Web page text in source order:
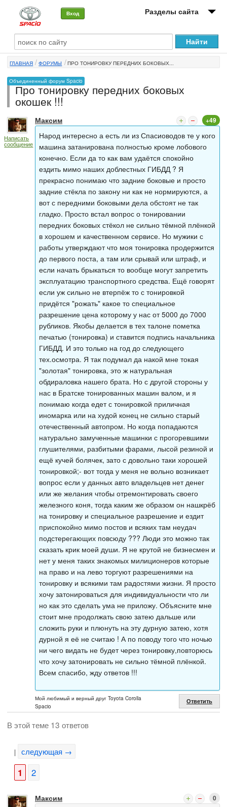
Вход Разделы сайта
О машине
Автоклуб
Форумы
Новости
ГЛАВНАЯ ФОРУМЫ ПРО ТОНИРОВКУ ПЕРЕДНИХ БОКОВЫХ...
Объединенный форум Spacio
Про тонировку передних боковых
окошек !!!
Написать
сообщение
Максим +49
Народ интересно а есть ли из Спасиоводов те у кого
машина затанирована полностью кроме лобового
конечно. Если да то как вам удаётся спокойно
ездить мимо наших доблестных ГИБДД ? Я
прекрасно понимаю что задние боковые и просто
задние стёкла по закону ни как не нормируются, а
вот с передними боковыми дела обстоят не так
гладко. Просто встал вопрос о тонировании
передних боковых стёкол не сильно тёмной плёнкой
в хорошем и качественном сервисе. Но мужики с
работы утверждают что моя тонировка продержится
до первого поста, а там или срывай или штраф, и
если начать брыкаться то вообще могут запретить
эксплуатацию транспортного средства. Ещё говорят
если уж сильно не втерпёж то с тонировкой
придётся "рожать" какое то специальное
разрешение цена которому у нас от 5000 до 7000
рубликов. Якобы делается в тех талоне пометка
печатью (тонировка) и ставится подпись начальника
ГИБДД. И это только на год до следующего
тех.осмотра. Я так подумал да накой мне токая
"золотая" тонировка, это ж натуральная
обдираловка нашего брата. Но с другой стороны у
нас в Братске тонированных машин валом, и я
понимаю когда едет с тонировкой приличная
иномарка или на худой конец не сильно старый
отечественный автопром. Но когда попадаются
натурально замученные машинки с прогоревшими
глушителями, разбитыми фарами, лысой резиной и
ещё кучей болячек, зато с довольно таки хорошей
тонировкой;- вот тогда у меня не вольно возникает
вопрос если у данных авто владельцев нет денег
или же желания чтобы отремонтировать своего
железного коня, тогда каким же образом он нашкрёб
на тонировку и специальное разрешение и ездит
приспокойно мимо постов и всяких там неудач
подстерегающих повсюду ??? Люди это можно так
сказать крик моей души. Я не крутой не бизнесмен и
нет у меня таких знакомых милиционеров которые
на право и на лево торгуют разрешениями на
тонировку и всякими там радостями жизни. Я просто
хочу затонироваться для индивидуальности что ли
но как это сделать ума не приложу. Объясните мне
стоит мне продолжать свою затею дальше или
сложить руки и плюнуть на эту дурную затею, хотя
дурной я её не считаю ! А по поводу того что ночью
ни чего видать не будет через тонировку,повторюсь
что хочу затонировать не сильно тёмной плёнкой.
Всем спасибо, жду ответов !!!
Мой любимый и верный друг Toyota Corolla
Spacio
Ответить
В этой теме 13 ответов
| следующая →
1 2
Максим 0